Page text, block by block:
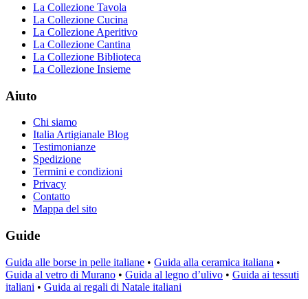
La Collezione Tavola
La Collezione Cucina
La Collezione Aperitivo
La Collezione Cantina
La Collezione Biblioteca
La Collezione Insieme
Aiuto
Chi siamo
Italia Artigianale Blog
Testimonianze
Spedizione
Termini e condizioni
Privacy
Contatto
Mappa del sito
Guide
Guida alle borse in pelle italiane • Guida alla ceramica italiana •
Guida al vetro di Murano • Guida al legno d’ulivo • Guida ai tessuti
italiani • Guida ai regali di Natale italiani